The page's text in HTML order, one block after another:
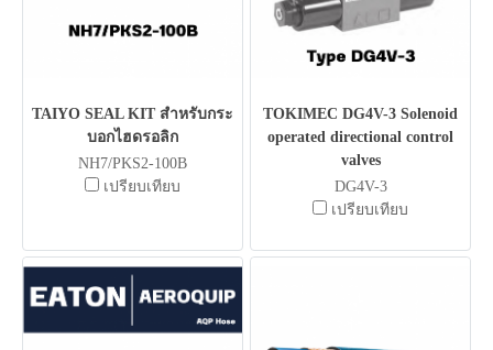
TAIYO SEAL KIT สำหรับกระ
บอกไฮดรอลิก
NH7/PKS2-100B
เปรียบเทียบ
TOKIMEC DG4V-3 Solenoid
operated directional control
valves
DG4V-3
เปรียบเทียบ